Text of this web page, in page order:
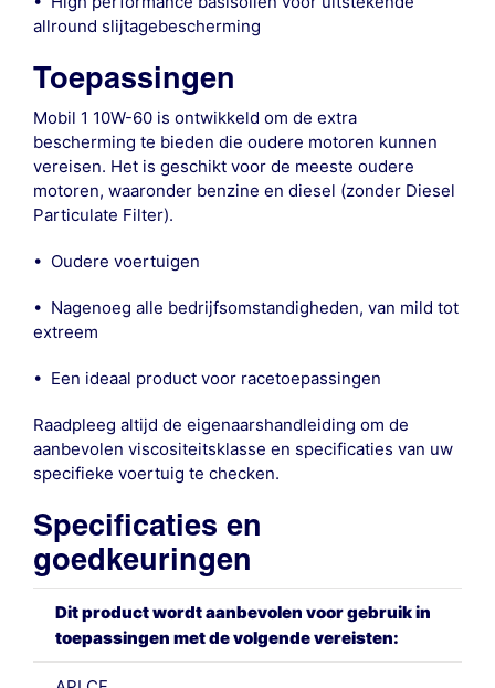
allround slijtagebescherming
Toepassingen
Mobil 1 10W-60 is ontwikkeld om de extra
bescherming te bieden die oudere motoren kunnen
vereisen. Het is geschikt voor de meeste oudere
motoren, waaronder benzine en diesel (zonder Diesel
Particulate Filter).
• Oudere voertuigen
• Nagenoeg alle bedrijfsomstandigheden, van mild tot
extreem
• Een ideaal product voor racetoepassingen
Raadpleeg altijd de eigenaarshandleiding om de
aanbevolen viscositeitsklasse en specificaties van uw
specifieke voertuig te checken.
Specificaties en
goedkeuringen
Dit product wordt aanbevolen voor gebruik in
toepassingen met de volgende vereisten: